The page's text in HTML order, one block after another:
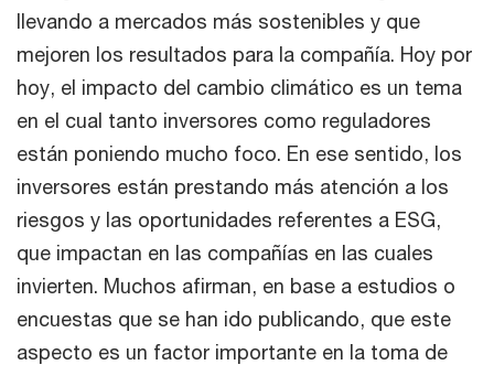
llevando a mercados más sostenibles y que
mejoren los resultados para la compañía. Hoy por
hoy, el impacto del cambio climático es un tema
en el cual tanto inversores como reguladores
están poniendo mucho foco. En ese sentido, los
inversores están prestando más atención a los
riesgos y las oportunidades referentes a ESG,
que impactan en las compañías en las cuales
invierten. Muchos afirman, en base a estudios o
encuestas que se han ido publicando, que este
aspecto es un factor importante en la toma de